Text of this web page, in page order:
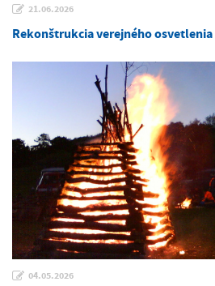
21.06.2026
Rekonštrukcia verejného osvetlenia
04.05.2026